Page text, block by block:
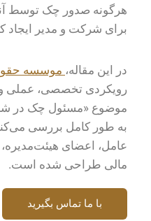
هرگونه صدور چک توسط
برای شرکت و مدیر ایجاد
در این مقاله، موسسه
رویکردی تخصصی، عملی و
موضوع «مسئول چک در
به طور کامل بررسی
عامل‌، اعضای
مالی طراحی شده است.
با ما تماس بگیرید